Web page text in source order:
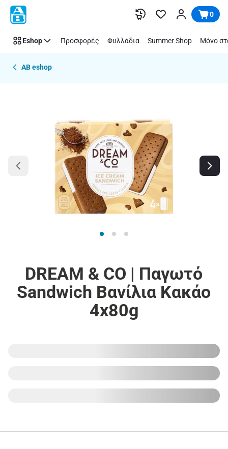
Παράλειψη 0
Eshop Προσφορές Φυλλάδια Summer Shop Μόνο
AB eshop
DREAM & CO | Παγωτό
Sandwich Βανίλια Κακάο
4x80g